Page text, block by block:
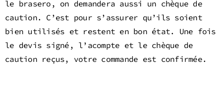
le brasero, on demandera aussi un chèque de
caution. C’est pour s’assurer qu’ils soient
bien utilisés et restent en bon état. Une fois
le devis signé, l’acompte et le chèque de
caution reçus, votre commande est confirmée.